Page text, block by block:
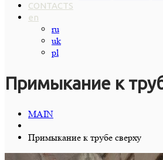
CONTACTS
en
ru
uk
pl
Примыкание к
MAIN
Примыкание к трубе сверху